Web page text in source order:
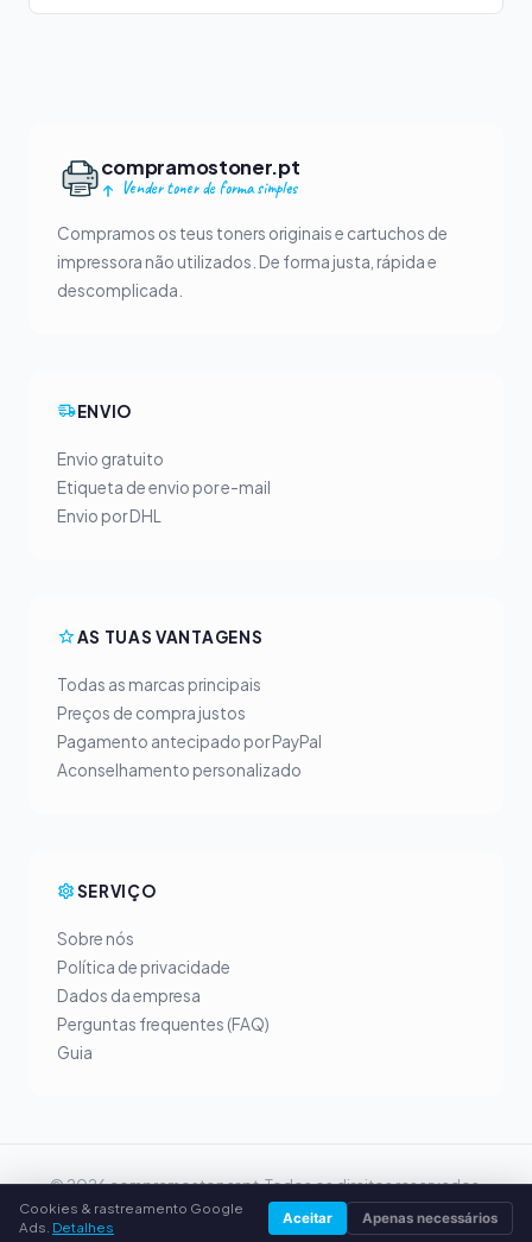
compramostoner.pt
Vender toner de forma simples
Compramos os teus toners originais e cartuchos de
impressora não utilizados. De forma justa, rápida e
descomplicada.
ENVIO
Envio gratuito
Etiqueta de envio por e-mail
Envio por DHL
AS TUAS VANTAGENS
Todas as marcas principais
Preços de compra justos
Pagamento antecipado por PayPal
Aconselhamento personalizado
SERVIÇO
Sobre nós
Política de privacidade
Dados da empresa
Perguntas frequentes (FAQ)
Guia
© 2026 compramostoner.pt. Todos os direitos reservados.
Vender toner na tua cidade
Cookies & rastreamento Google
Ads. Detalhes Aceitar Apenas necessários